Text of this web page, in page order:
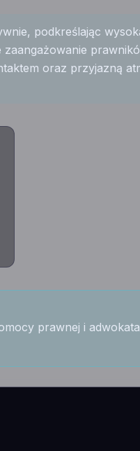
podkreślając
oraz przyjazną
prawnej i